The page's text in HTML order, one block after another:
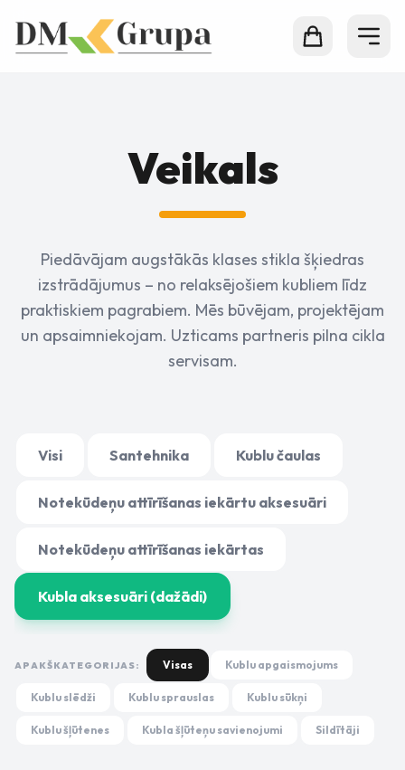
Veikals
Piedāvājam augstākās klases stikla šķiedras
izstrādājumus – no relaksējošiem kubliem līdz
praktiskiem pagrabiem. Mēs būvējam, projektējam
un apsaimniekojam. Uzticams partneris pilna cikla
servisam.
Visi Santehnika Kublu čaulas
Notekūdeņu attīrīšanas iekārtu aksesuāri
Notekūdeņu attīrīšanas iekārtas
Kubla aksesuāri (dažādi)
APAKŠKATEGORIJAS: Visas Kublu apgaismojums
Kublu slēdži Kublu sprauslas Kublu sūkņi
Kublu šļūtenes Kubla šļūteņu savienojumi Sildītāji